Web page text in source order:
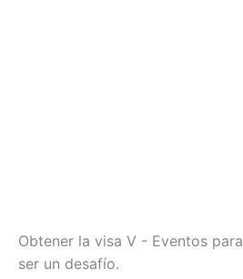
Obtener la visa V - Eventos
ser un desafío.